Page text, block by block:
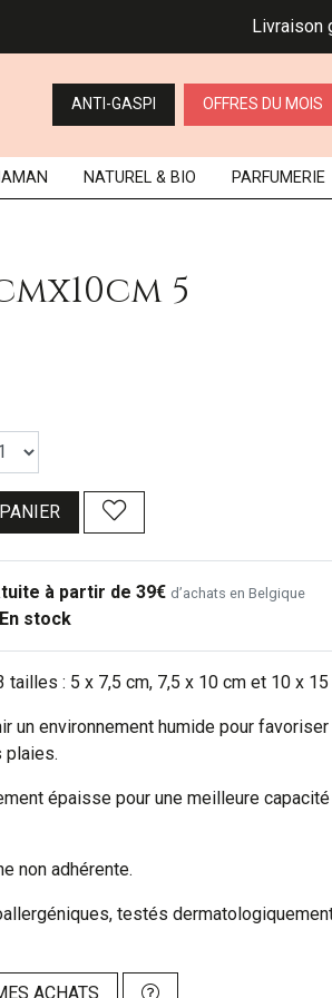
Livraison
ANTI-GASPI OFFRES DU MOIS
NATUREL & BIO PARFUMERIE
5
à partir de 39€ d’achats en Belgique
En stock
: 5 x 7,5 cm, 7,5 x 10 cm et 10 x 15
un environnement humide pour favoriser
plaies.
épaisse pour une meilleure capacité
non adhérente.
testés
ACHATS